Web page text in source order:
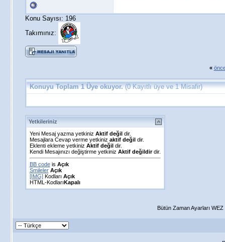
Konu Sayısı: 196
Takımınız:
«
Konuyu Toplam 1 Üye okuyor.(0 Kayıtlı üye ve 1 Misafir)
Yetkileriniz
Yeni Mesaj yazma yetkiniz Aktif değildir.
Mesajlara Cevap verme yetkiniz aktif değildir.
Eklenti ekleme yetkiniz Aktif değildir.
Kendi Mesajınızı değiştirme yetkiniz Aktif değildirdir.
BB codeis Açık
Smileler Açık
[IMG]Kodları Açık
HTML-KodlarıKapalı
Bütün Zaman Ayarları